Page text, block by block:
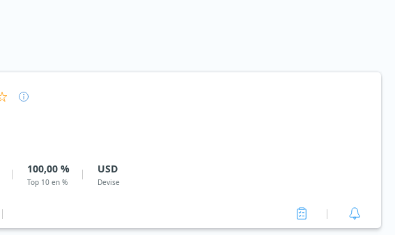
100,00 %
Top 10 en %
USD
Devise